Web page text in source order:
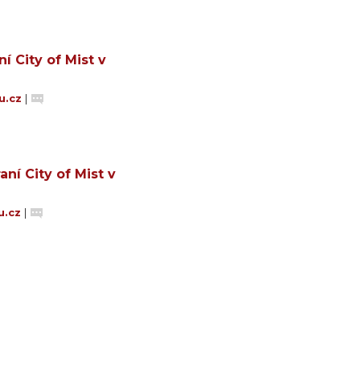
City of Mist v
City of Mist v